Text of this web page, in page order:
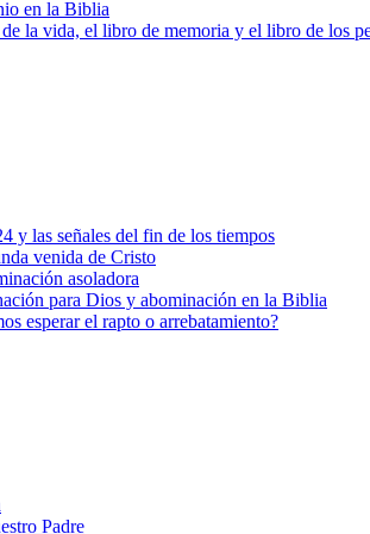
en la Biblia
la vida, el libro de memoria y el libro de los
y las señales del fin de los tiempos
venida de Cristo
asoladora
para Dios y abominación en la Biblia
esperar el rapto o arrebatamiento?
Padre